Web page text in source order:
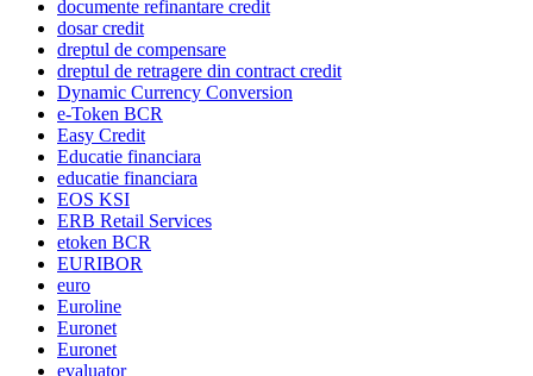
documente refinantare credit
dosar credit
dreptul de compensare
dreptul de retragere din contract credit
Dynamic Currency Conversion
e-Token BCR
Easy Credit
Educatie financiara
educatie financiara
EOS KSI
ERB Retail Services
etoken BCR
EURIBOR
euro
Euroline
Euronet
Euronet
evaluator